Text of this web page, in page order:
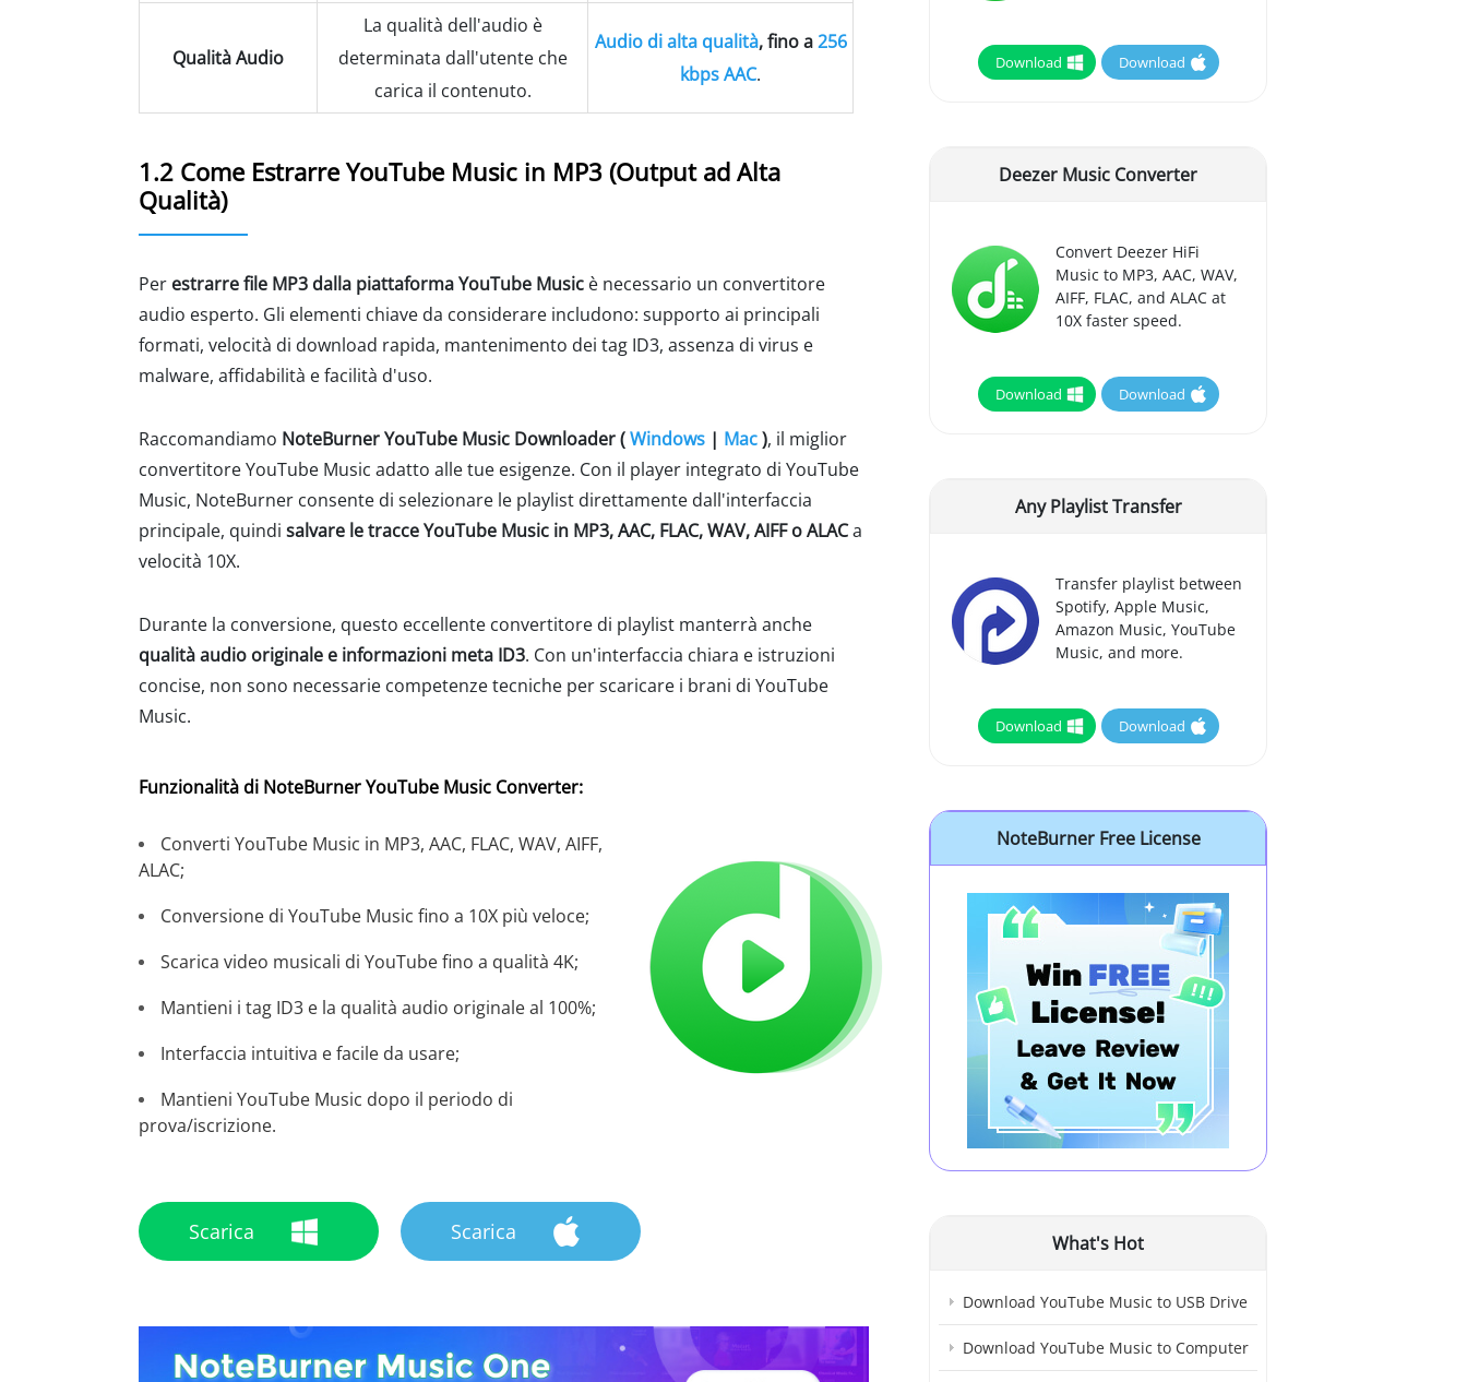
Qualità Audio
La qualità dell'audio è
determinata dall'utente che
carica il contenuto.
Audio di alta qualità, fino a256
kbps AAC.
1.2 Come Estrarre YouTube Music in MP3 (Output ad Alta
Qualità)
Per estrarre file MP3 dalla piattaforma YouTube Music è necessario un convertitore
audio esperto. Gli elementi chiave da considerare includono: supporto ai principali
formati, velocità di download rapida, mantenimento dei tag ID3, assenza di virus e
malware, affidabilità e facilità d'uso.
Raccomandiamo NoteBurner YouTube Music Downloader (Windows | Mac), il miglior
convertitore YouTube Music adatto alle tue esigenze. Con il player integrato di YouTube
Music, NoteBurner consente di selezionare le playlist direttamente dall'interfaccia
principale, quindi salvare le tracce YouTube Music in MP3, AAC, FLAC, WAV, AIFF o ALACa
velocità 10X.
Durante la conversione, questo eccellente convertitore di playlist manterrà anche
qualità audio originale e informazioni meta ID3. Con un'interfaccia chiara e istruzioni
concise, non sono necessarie competenze tecniche per scaricare i brani di YouTube
Music.
Funzionalità di NoteBurner YouTube Music Converter:
Converti YouTube Music in MP3, AAC, FLAC, WAV, AIFF,
ALAC;
Conversione di YouTube Music fino a 10X più veloce;
Scarica video musicali di YouTube fino a qualità 4K;
Mantieni i tag ID3 e la qualità audio originale al 100%;
Interfaccia intuitiva e facile da usare;
Mantieni YouTube Music dopo il periodo di
prova/iscrizione.
Scarica Scarica
Download Download
Deezer Music Converter
Convert Deezer HiFi
Music to MP3, AAC, WAV,
AIFF, FLAC, and ALAC at
10X faster speed.
Download Download
Any Playlist Transfer
Transfer playlist between
Spotify, Apple Music,
Amazon Music, YouTube
Music, and more.
Download Download
NoteBurner Free License
What's Hot
Download YouTube Music to USB Drive
Download YouTube Music to Computer